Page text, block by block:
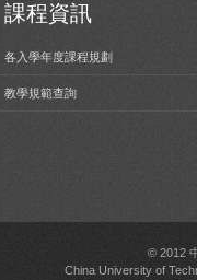
課程資訊
各入學年度課程規劃
教學規範查詢
© 2012
China University of